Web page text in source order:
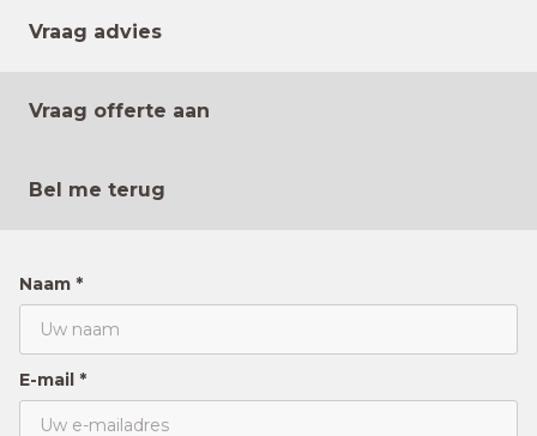
Vraag advies
Vraag offerte aan
Bel me terug
Naam *
E-mail *